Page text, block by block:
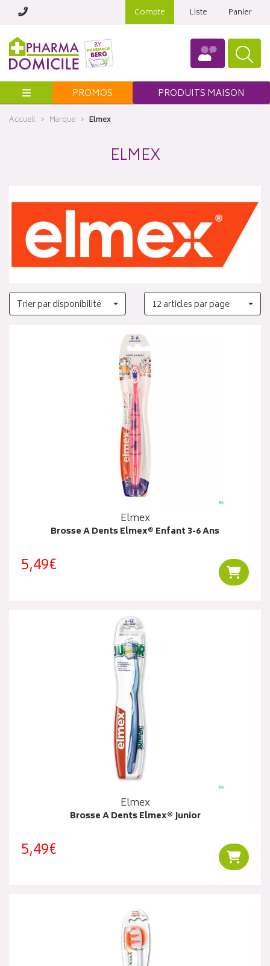
Compte Liste Panier
Menu PROMOS PRODUITS MAISON
Accueil Marque Elmex
ELMEX
Trier par disponibilité 12 articles par page
Elmex
Brosse A Dents Elmex® Enfant 3-6 Ans
5,49€
Elmex
Brosse A Dents Elmex® Junior
5,49€